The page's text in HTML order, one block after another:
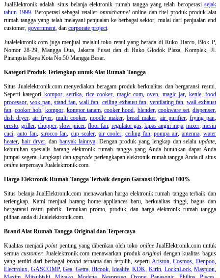
JualElektronik adalah situs belanja elektronik rumah tanggayang telah beroperasisejak
tahun 1999. Beroperasi sebagai retaileromnichannel online dan ritel produk-produk alat
rumah tangga yang telah melayani penjualan ke berbagai sektor, mulai dari penjualan end
customer, government, dan corporate project.
Jualelektronik.com juga menjual melalui toko retail yang berada di Ruko Harco, Blok P,
Nomor 28-29, Mangga Dua, Jakarta Pusat dan di Ruko Glodok Plaza, Komplek, Jl.
Pinangsia Raya Kota No.50 Mangga Besar.
Kategori Produk Terlengkap untuk Alat Rumah Tangga
Situs Jualelektronik.com menyediakan beragam produk berkualitas dan bergaransi resmi.
Seperti kategori kompor,setrika, rice cooker, magic com,oven, magic jar, kettle,food
processor,wok pan,stand fan,wall fan, ceiling exhaust fan, ventilating fan, wall exhaust
fan,cooker hob, kompor, kompor tanam,cooker hood, blender, cookware set,dispenser,
dish dryer,air fryer,multi cooker,noodle maker, bread maker, air purifier, frying pan,
presto,griller,chopper,slow juicer,floor fan, regulator gas, kipas angin meja, mixer,mesin
cuci, auto fan, sirocco fan,cup sealer,air cooler, ceiling fan,pompa air,antenna,water
heater, hair dryer, dan banyak lainnya. Dengan produk yang lengkap dan selalu update,
kebutuhan spesialis barang elektronik rumah tangga yang Anda butuhkan dapat Anda
jumpai segera. Lengkapi danupgrade perlengkapan elektronik rumah tangga Anda di situs
online terpercaya Jualelektronik.com.
Harga Elektronik Rumah Tangga Terbaik dengan Garansi Original 100%
Situs belanjaJualElektronik.com menawarkan harga elektronik rumah tangga terbaik dan
terlengkap. Kami menjual barang home appliances baru, berkualitas tinggi, bagus dan
bergaransi resmi pabrik. Temukan promo, produk, dan harga elektronik rumah tangga
pilihan anda di Jualelektronik.com.
Brand Alat Rumah Tangga Original dan Terpercaya
Kualitas menjadipointpenting yang diberikan oleh toko onlineJualElektronik.com untuk
semua customer. Jualelektronik.com menawarkan produkoriginal dengan kualitas bagus
yang terdiri dari berbagai brandternama dan terpilih, seperti Ariston,Cosmos,Denpoo,
Electrolux, GASCOMP,Gea, Getra,Hicook, Idealife,KDK, Kirin, LocknLock,Maspion,